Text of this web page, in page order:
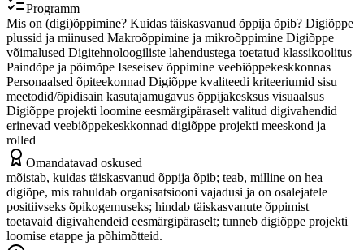
Programm
Mis on (digi)õppimine? Kuidas täiskasvanud õppija õpib? Digiõppe
plussid ja miinused Makroõppimine ja mikroõppimine Digiõppe
võimalused Digitehnoloogiliste lahendustega toetatud klassikoolitus
Paindõpe ja põimõpe Iseseisev õppimine veebiõppekeskkonnas
Personaalsed õpiteekonnad Digiõppe kvaliteedi kriteeriumid sisu
meetodid/õpidisain kasutajamugavus õppijakesksus visuaalsus
Digiõppe projekti loomine eesmärgipäraselt valitud digivahendid
erinevad veebiõppekeskkonnad digiõppe projekti meeskond ja
rolled
Omandatavad oskused
mõistab, kuidas täiskasvanud õppija õpib; teab, milline on hea
digiõpe, mis rahuldab organisatsiooni vajadusi ja on osalejatele
positiivseks õpikogemuseks; hindab täiskasvanute õppimist
toetavaid digivahendeid eesmärgipäraselt; tunneb digiõppe projekti
loomise etappe ja põhimõtteid.